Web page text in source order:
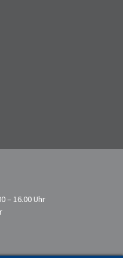
– 16.00 Uhr